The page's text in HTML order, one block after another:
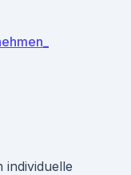
individuelle